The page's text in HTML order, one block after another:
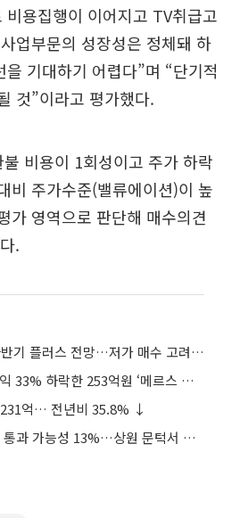
용집행이 이어지고 TV취급고
업부문의 성장성은 정체돼 하
기대하기 어렵다”며 “단기적
것”이라고 평가했다.
비용이 1회성이고 주가 하락
비 주가수준(밸류에이션)이 높
가 영역으로 판단해 매수의견
.
GS홈쇼핑,영업실적 하반기 플러스 전망…저가 매수 고려 시점 - HMC투자증권
GS홈쇼핑, 2분기 영업익 33% 하락한 253억원 ‘메르스 탓에…’
억… 전년비 35.8% ↓
美 클래리티 법안 연내 통과 가능성 13%…상원 문턱서 제동